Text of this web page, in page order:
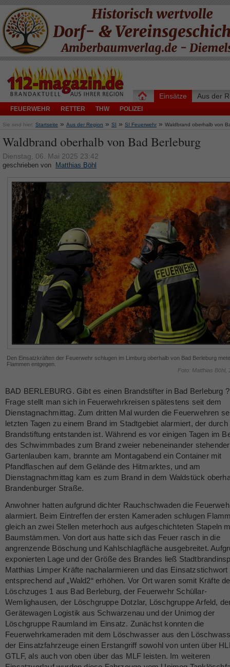
Einsätze
FEUERWEHR RETTER THW POLIZEI
Aus der
Sie sind hier: Startseite » Aus der Region » SI » SI Feuerwehr » Waldbrand oberhalb von
Waldbrand oberhalb von Bad Berleburg
Dienstag, 06. Mai 2025 23:42
geschrieben von Matthias Böhl
Den Einsatzkräften der Feuerwehr schlugen im Limburg oberhalb von Bad Berleburg
Flammen entgegen.
Foto: Matthias Böhl,
BAD BERLEBURG. Gibt es einen Brandstifter in Bad Berleburg
Frage stellt man sich in Feuerwehrkreisen spätestens seit dem
Dienstagnachmittag. Zum dritten Mal wurden die Feuerwehren
letzten Tagen zu einem Brand im Stadtgebiet alarmiert, der durch
Brandstiftung entstanden ist. Während es vor einigen Tagen im
des Schwimmbades zum Brand zweier nebeneinander stehender
Gartenlauben kam, brannte am Montagabend ein Container mit
Pfandflaschen auf dem Gelände des Hitmarktes, und am
Dienstagnachmittag kam es zum Brand in dem Waldstück
Brandenburger Straße.
Anwohner hatten aufgrund dichter Rauchschwaden die
alarmiert. Beim Eintreffen der ersten Kameraden schlugen
gleich an zwei Stellen meterhoch aus aufgeschichteten Stapeln
Baumstämmen. Von dort aus hatte sich das Feuer rasch in die
angrenzende Böschung und Kahlschlagfläche ausgebreitet.
exponierten Lage und der Größe des Brandes ließ
Matthias Limper Kräfte nachalarmieren und das Einsatzstichwort
entsprechend auf „Wald2“ erhöhen. Vor Ort waren somit Kräfte
Löschzuges 1 aus Bad Berleburg, der Feuerwehr Schüllar-
Wemlighausen, der Löschgruppe Dotzlar, Löschgruppe Arfeld,
Gerätewagen Logistik aus Schwarzenau und der Unimog der
Löschgruppe Raumland im Einsatz. Zunächst konnten die
Feuerwehrkameraden mit dem Löschwasser aus den
der Einsatzfahrzeuge einen Erstangriff sowohl von unten über
GTLF, als auch von oben über das MLF leisten. Im weiteren